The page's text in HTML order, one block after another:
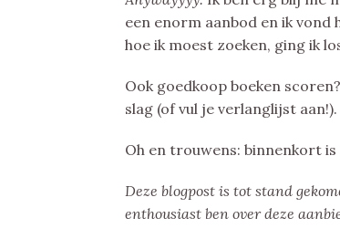
een enorm aanbod en ik
hoe ik moest zoeken, ging ik
Ook goedkoop boeken
slag (of vul je verlanglijst aan!).
Oh en trouwens: binnenkort
Deze blogpost is tot stand
enthousiast ben over deze